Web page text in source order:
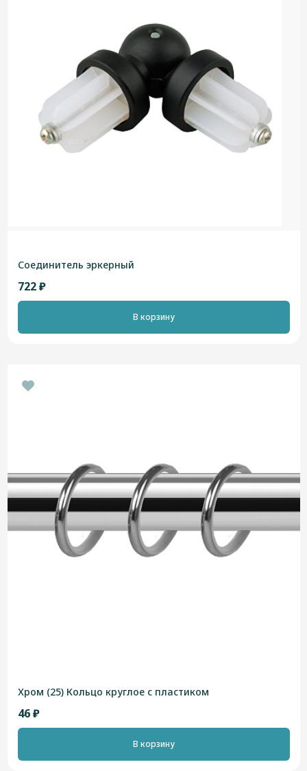
Соединитель эркерный
722 ₽
В корзину
Хром (25) Кольцо круглое с пластиком
46 ₽
В корзину